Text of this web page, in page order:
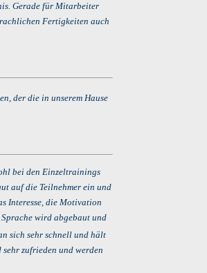
Gerade für Mitarbeiter
Fertigkeiten auch
der die in unserem Hause
bei den Einzeltrainings
auf die Teilnehmer ein und
Interesse, die Motivation
wird abgebaut und
sich sehr schnell und hält
zufrieden und werden